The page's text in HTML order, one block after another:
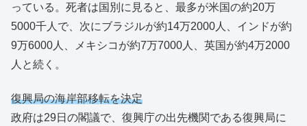
っている。死者は国別に見ると、最多が米国の約20万
5000千人で、次にブラジルが約14万2000人、インドが約
9万6000人、メキシコが約7万7000人、英国が約4万2000
人と続く。
復興局の海岸部移転を決定
政府は29日の閣議で、復興庁の出先機関である復興局に